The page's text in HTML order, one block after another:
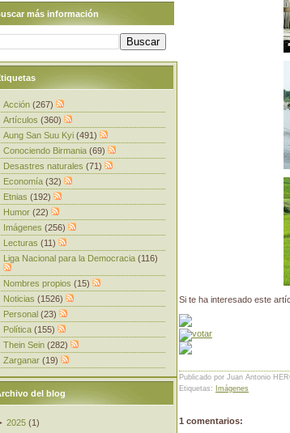
Si te ha interesado este
Publicado por Juan Antonio
Etiquetas:
Imágenes
1 comentarios:
más información
Acción (267)
Artículos (360)
Aung San Suu Kyi (491)
Conociendo Birmania (69)
Desastres naturales (71)
Economía (32)
Etnias (192)
Humor (22)
Imágenes (256)
Lecturas (11)
Liga Nacional para la Democracia (116)
Nombres propios (15)
Noticias (1526)
Personal (23)
Política (155)
Thein Sein (282)
Zarganar (19)
del blog
2025 (1)